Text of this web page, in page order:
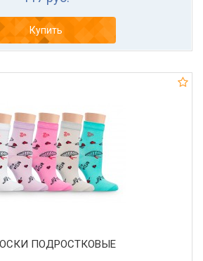
Купить
ПОДРОСТКОВЫЕ